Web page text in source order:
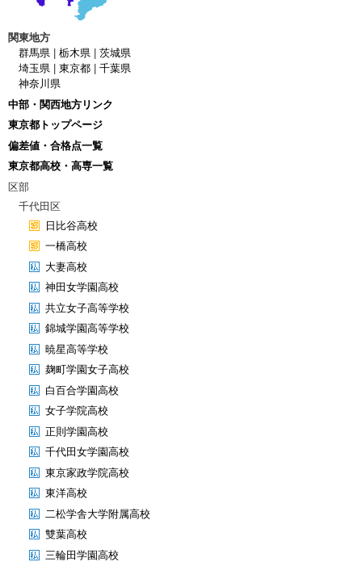
関東地方
群馬県
栃木県
茨城県
埼玉県
東京都
千葉県
神奈川県
中部・関西地方リンク
東京都トップページ
偏差値・合格点一覧
東京都高校・高専一覧
区部
千代田区
日比谷高校
一橋高校
大妻高校
神田女学園高校
共立女子高等学校
錦城学園高等学校
暁星高等学校
麹町学園女子高校
白百合学園高校
女子学院高校
正則学園高校
千代田女学園高校
東京家政学院高校
東洋高校
二松学舎大学附属高校
雙葉高校
三輪田学園高校